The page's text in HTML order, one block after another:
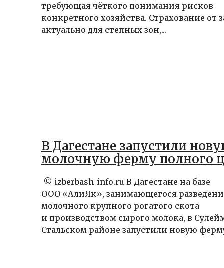
требующая чёткого понимания рисков
конкретного хозяйства. Страхование от
актуально для степных зон,...
В Дагестане запустили
молочную ферму полного
© izberbash-info.ru В Дагестане на базе
ООО «АлиЯк», занимающегося
молочного крупного рогатого скота
и производством сырого молока, в
Стальском районе запустили новую